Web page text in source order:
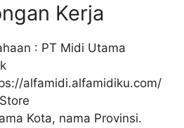
Kerja
: PT Midi Utama
alfamidi.alfamidiku.com/
Kota, nama Provinsi.